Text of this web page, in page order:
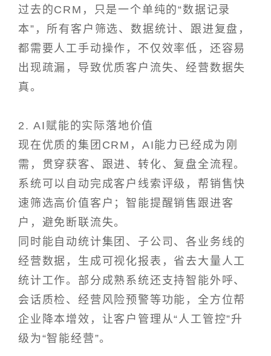
过去的CRM，只是一个单纯的“数据记录
本”，所有客户筛选、数据统计、跟进复盘，
都需要人工手动操作，不仅效率低，还容易
出现疏漏，导致优质客户流失、经营数据失
真。
2. AI赋能的实际落地价值
现在优质的集团CRM，AI能力已经成为刚
需，贯穿获客、跟进、转化、复盘全流程。
系统可以自动完成客户线索评级，帮销售快
速筛选高价值客户；智能提醒销售跟进客
户，避免断联流失。
同时能自动统计集团、子公司、各业务线的
经营数据，生成可视化报表，省去大量人工
统计工作。部分成熟系统还支持智能外呼、
会话质检、经营风险预警等功能，全方位帮
企业降本增效，让客户管理从“人工管控”升
级为“智能经营”。